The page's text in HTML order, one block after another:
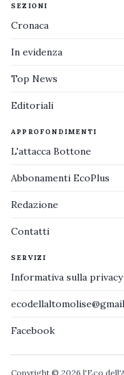
SEZIONI
Cronaca
In evidenza
Top News
Editoriali
APPROFONDIMENTI
L'attacca Bottone
Abbonamenti EcoPlus
Redazione
Contatti
SERVIZI
Informativa sulla privacy
Facebook
Copyright © 2026 l'Eco